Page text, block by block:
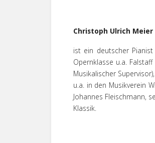
Christoph Ulrich Meier
ist ein deutscher
Opernklasse u.a.
Musikalischer
u.a. in den Musikverein
Johannes Fleischmann,
Klassik.